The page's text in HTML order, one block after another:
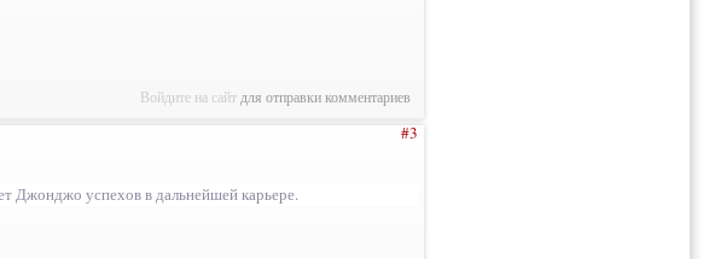
Войдите на сайт для отправки комментариев
#3
Джонджо успехов в дальнейшей карьере.